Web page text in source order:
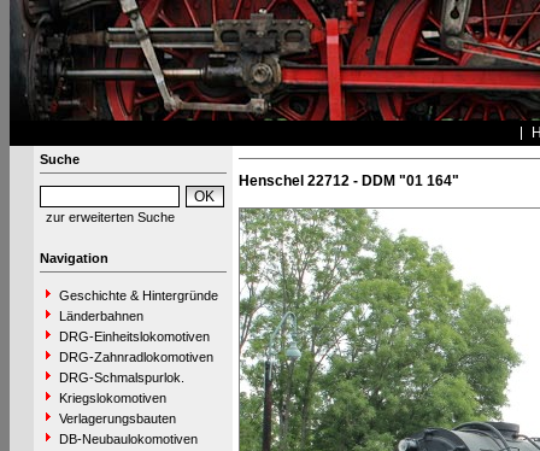
Suche
zur erweiterten Suche
Navigation
Geschichte & Hintergründe
Länderbahnen
DRG-Einheitslokomotiven
DRG-Zahnradlokomotiven
DRG-Schmalspurlok.
Kriegslokomotiven
Verlagerungsbauten
DB-Neubaulokomotiven
Henschel 22712 - DDM "01 164"